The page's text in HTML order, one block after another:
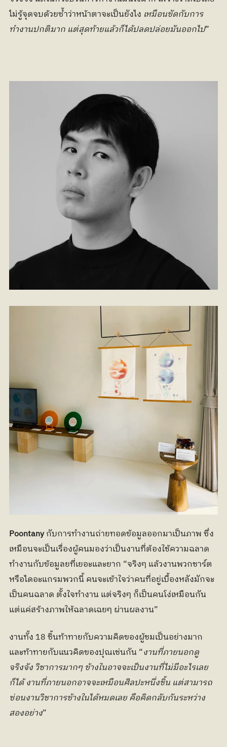
ไม่รู้จุดจบด้วยซ้ำว่าหน้าตาจะเป็นยังไง เหมือนขัดกับการ
ทำงานปกติมาก แต่สุดท้ายแล้วก็ได้ปลดปล่อยมันออกไป”
Poontany กับการทำงานถ่ายทอดข้อมูลออกมาเป็นภาพ ซึ่ง
เหมือนจะเป็นเรื่องผู้คนมองว่าเป็นงานที่ต้องใช้ความฉลาด
ทำงานกับข้อมูลยที่เยอะและยาก “จริงๆ แล้วงานพวกชาร์ต
หรือไดอะแกรมพวกนี้ คนจะเข้าใจว่าคนที่อยู่เบื้องหลังมักจะ
เป็นคนฉลาด ตั้งใจทำงาน แต่จริงๆ ก็เป็นคนโง่เหมือนกัน
แต่แค่สร้างภาพให้ฉลาดเฉยๆ ผ่านผลงาน”
งานทั้ง 18 ชิ้นท้าทายกับความคิดของผู้ชมเป็นอย่างมาก
และท้าทายกับแนวคิดของปุณเช่นกัน “งานที่ภายนอกดู
จริงจัง วิชาการมากๆ ข้างในอาจจะเป็นงานที่ไม่มีอะไรเลย
ก็ได้ งานที่ภายนอกอาจจะเหมือนศิลปะหนึ่งชิ้น แต่สามารถ
ซ่อนงานวิชาการข้างในได้หมดเลย คือคิดกลับกันระหว่าง
สองอย่าง”